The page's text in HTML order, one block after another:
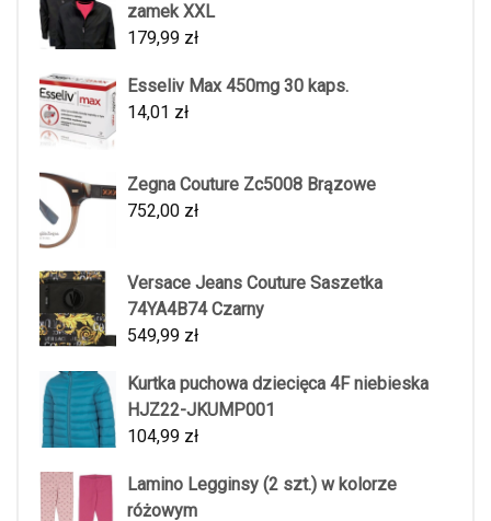
zamek XXL
179,99 zł
Esseliv Max 450mg 30 kaps.
14,01 zł
Zegna Couture Zc5008 Brązowe
752,00 zł
Versace Jeans Couture Saszetka
74YA4B74 Czarny
549,99 zł
Kurtka puchowa dziecięca 4F niebieska
HJZ22-JKUMP001
104,99 zł
Lamino Legginsy (2 szt.) w kolorze
różowym